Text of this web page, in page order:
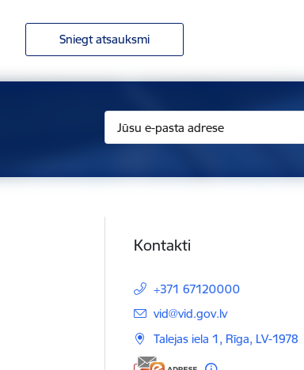
Sniegt atsauksmi
Kontakti
+371 67120000
E-pasts:
vid@vid.gov.lv
Talejas iela 1, Rīga, LV-1978